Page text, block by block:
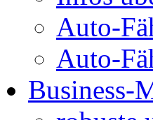
Auto-
Auto-
Business-